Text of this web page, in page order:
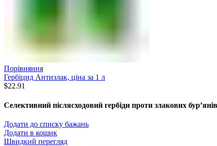
Порівняння
Гербіцид Антизлак, ціна за 1 л
$22.91
Селективний післясходовий гербіди проти злакових
Додати до списку бажань
Додати в кошик
Швидкий перегляд